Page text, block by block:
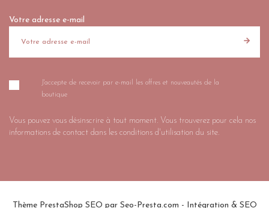
Votre adresse e-mail
J'accepte de recevoir par e-mail les offres et nouveautés de la
boutique
Vous pouvez vous désinscrire à tout moment. Vous trouverez pour cela nos
informations de contact dans les conditions d'utilisation du site.
Thème PrestaShop SEO par Seo-Presta.com - Intégration & SEO